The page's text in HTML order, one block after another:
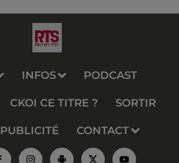
INFOS PODCAST
CKOI CE TITRE ? SORTIR
PUBLICITÉ CONTACT